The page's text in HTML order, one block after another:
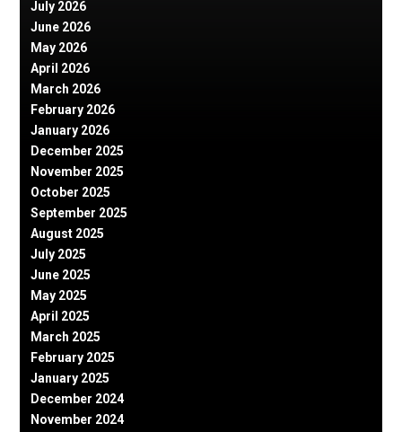
July 2026
June 2026
May 2026
April 2026
March 2026
February 2026
January 2026
December 2025
November 2025
October 2025
September 2025
August 2025
July 2025
June 2025
May 2025
April 2025
March 2025
February 2025
January 2025
December 2024
November 2024